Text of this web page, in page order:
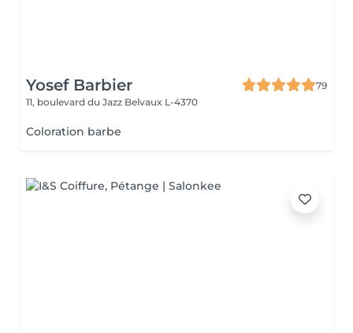
Yosef Barbier
79
11, boulevard du Jazz Belvaux L-4370
Coloration barbe